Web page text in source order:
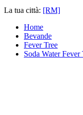
La tua città: [RM]
Home
Bevande
Fever Tree
Soda Water